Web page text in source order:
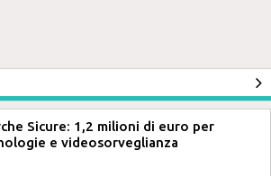
Sicure: 1,2 milioni di euro per
e videosorveglianza